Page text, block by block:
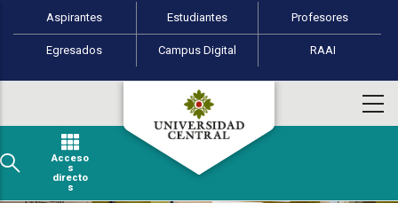
Pasar al contenido principal
Perfiles de usuario
Aspirantes Estudiantes Profesores
Egresados Campus Digital RAAI
Acceso
s
directo
s